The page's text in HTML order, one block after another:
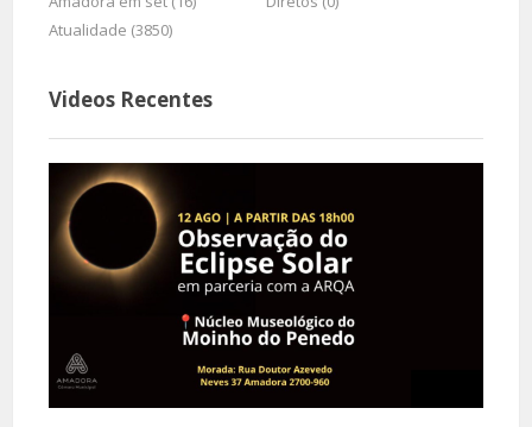
Atualidade (3850)
Videos Recentes